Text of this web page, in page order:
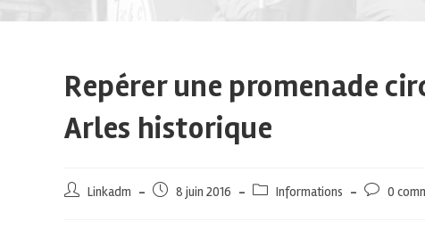
Repérer une promenade
Arles historique
Linkadm 8 juin 2016 Informations 0